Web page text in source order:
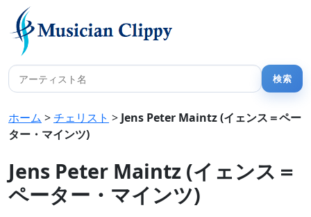
ホーム >チェリスト > Jens Peter Maintz (イェンス＝ペー
ター・マインツ)
Jens Peter Maintz (イェンス＝
ペーター・マインツ)